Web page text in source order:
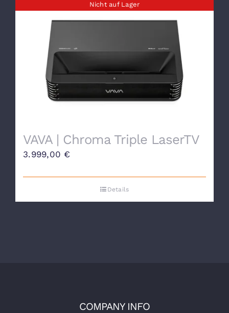
Nicht auf Lager
VAVA | Chroma Triple LaserTV
3.999,00 €
Details
COMPANY INFO